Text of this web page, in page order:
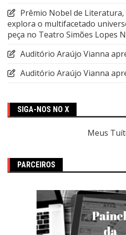
Prêmio Nobel de Literatura,
explora o multifacetado
peça no Teatro Simões Lopes
Auditório Araújo Vianna
Auditório Araújo Vianna
SIGA-NOS NO X
Meus
PARCEIROS